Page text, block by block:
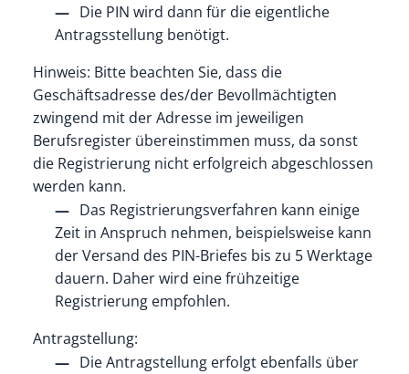
Die PIN wird dann für die eigentliche
Antragsstellung benötigt.
Hinweis: Bitte beachten Sie, dass die
Geschäftsadresse des/der Bevollmächtigten
zwingend mit der Adresse im jeweiligen
Berufsregister übereinstimmen muss, da sonst
die Registrierung nicht erfolgreich abgeschlossen
werden kann.
Das Registrierungsverfahren kann einige
Zeit in Anspruch nehmen, beispielsweise kann
der Versand des PIN-Briefes bis zu 5 Werktage
dauern. Daher wird eine frühzeitige
Registrierung empfohlen.
Antragstellung:
Die Antragstellung erfolgt ebenfalls über